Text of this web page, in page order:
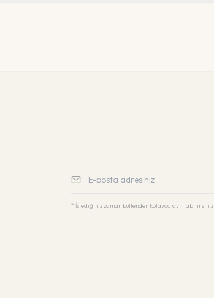
* İstediğiniz zaman bültenden kolayca ayrılabilirsiniz.